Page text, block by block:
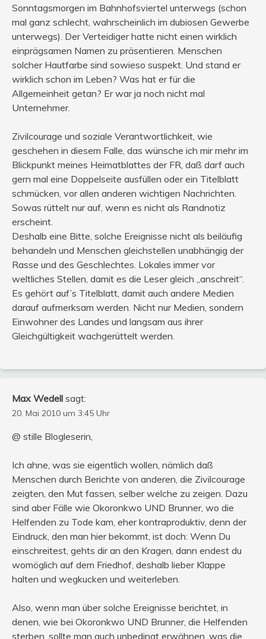
Sonntagsmorgen im Bahnhofsviertel unterwegs (schon
mal ganz schlecht, wahrscheinlich im dubiosen Gewerbe
unterwegs). Der Verteidiger hatte nicht einen wirklich
einprägsamen Namen zu präsentieren. Menschen
solcher Hautfarbe sind sowieso suspekt. Und stand er
wirklich schon im Leben? Was hat er für die
Allgemeinheit getan? Er war ja noch nicht mal
Unternehmer.
Zivilcourage und soziale Verantwortlichkeit, wie
geschehen in diesem Falle, das wünsche ich mir mehr im
Blickpunkt meines Heimatblattes der FR, daß darf auch
gern mal eine Doppelseite ausfüllen oder ein Titelblatt
schmücken, vor allen anderen wichtigen Nachrichten.
Sowas rüttelt nur auf, wenn es nicht als Randnotiz
erscheint.
Deshalb eine Bitte, solche Ereignisse nicht als beiläufig
behandeln und Menschen gleichstellen unabhängig der
Rasse und des Geschlechtes. Lokales immer vor
weltliches Stellen, damit es die Leser gleich „anschreit“.
Es gehört auf’s Titelblatt, damit auch andere Medien
darauf aufmerksam werden. Nicht nur Medien, sondern
Einwohner des Landes und langsam aus ihrer
Gleichgültigkeit wachgerüttelt werden.
Max Wedell sagt:
20. Mai 2010 um 3:45 Uhr
@ stille Blogleserin,
Ich ahne, was sie eigentlich wollen, nämlich daß
Menschen durch Berichte von anderen, die Zivilcourage
zeigten, den Mut fassen, selber welche zu zeigen. Dazu
sind aber Fälle wie Okoronkwo UND Brunner, wo die
Helfenden zu Tode kam, eher kontraproduktiv, denn der
Eindruck, den man hier bekommt, ist doch: Wenn Du
einschreitest, gehts dir an den Kragen, dann endest du
womöglich auf dem Friedhof, deshalb lieber Klappe
halten und wegkucken und weiterleben.
Also, wenn man über solche Ereignisse berichtet, in
denen, wie bei Okoronkwo UND Brunner, die Helfenden
sterben, sollte man auch unbedingt erwähnen, was die